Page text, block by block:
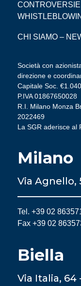
CONTROVERSIE
CHI SIAMO –
Società con
direzione e
Capitale Soc.
P.IVA 01867650028
R.I. Milano Monza
2022469
La SGR aderisce al
Milano
Via Agnello,
Tel. +39 02
Fax +39 02
Biella
Via Italia, 64